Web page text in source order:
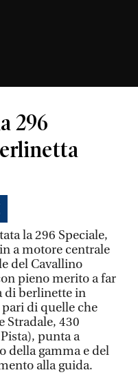
296
la 296 Speciale,
a motore centrale
del Cavallino
pieno merito a far
di berlinette in
pari di quelle che
Stradale, 430
punta a
della gamma e del
alla guida.